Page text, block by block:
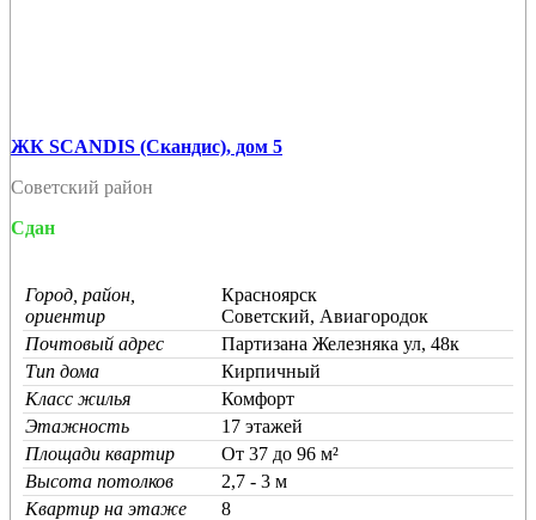
ЖК SCANDIS (Скандис), дом 5
Советский район
Сдан
Город, район,
ориентир
Красноярск
Советский, Авиагородок
Почтовый адрес
Партизана Железняка ул, 48к
Тип дома
Кирпичный
Класс жилья
Комфорт
Этажность
17 этажей
Площади квартир
От 37 до 96 м²
Высота потолков
2,7 - 3 м
Квартир на этаже
8